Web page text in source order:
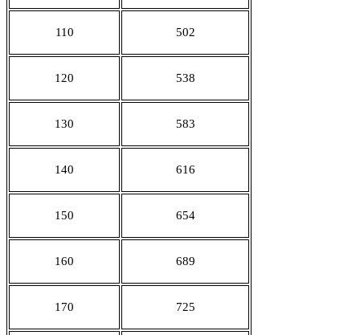
110 502
120 538
130 583
140 616
150 654
160 689
170 725